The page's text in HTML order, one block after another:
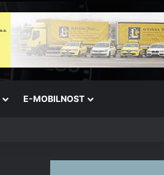
E-MOBILNOST